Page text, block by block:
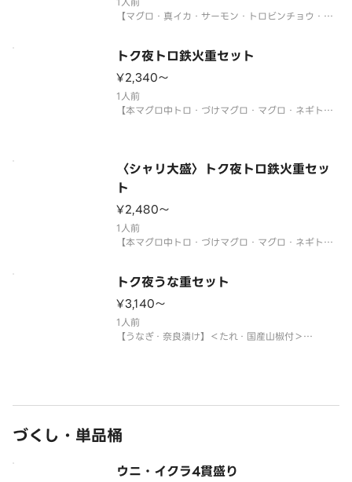
【マグロ・真イカ・サーモン・トロビンチョウ・真
〈わさび付〉
※酢飯を使用しています。
※年末年始・お盆期間中は販売をお休みさせていた
だく場合がございます。
トク夜トロ鉄火重セット
¥2,340〜
1人前
【本マグロ中トロ・づけマグロ・マグロ・ネギト
※酢飯を使用しています。
※年末年始・お盆期間中は販売をお休みさせていた
だく場合がございます。
サイドメニューは下記よりお選
〈シャリ大盛〉トク夜トロ鉄火重セッ
ト
¥2,480〜
1人前
【本マグロ中トロ・づけマグロ・マグロ・ネギト
〈わさび付〉
※酢飯を使用しています。
※年末年始・お盆期間中は販売をお休みさせていた
だく場合がございます。
トク夜うな重セット
¥3,140〜
1人前
【うなぎ・奈良漬け】＜たれ・国産山椒付＞
※〈カップ赤だし（あさり）〉は、お湯をご用意く
※うなぎには小骨が多く入っている場合
づくし・単品桶
ウニ・イクラ4貫盛り